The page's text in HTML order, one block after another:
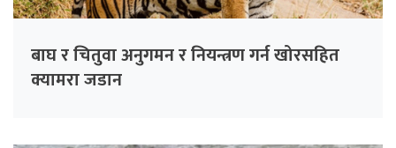
बाघ र चितुवा अनुगमन र नियन्त्रण गर्न खोरसहित
क्यामरा जडान